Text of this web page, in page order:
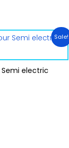
Sale!
electric
.